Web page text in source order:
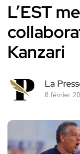
L’EST
Kanzari
La
8 février